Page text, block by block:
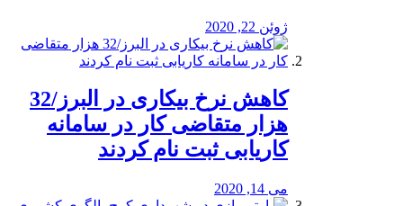
ژوئن 22, 2020
کاهش نرخ بیکاری در البرز/32
هزار متقاضی کار در سامانه
کاریابی ثبت نام کردند
می 14, 2020